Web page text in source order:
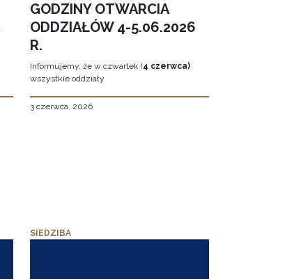
GODZINY OTWARCIA
ODDZIAŁÓW 4-5.06.2026
R.
Informujemy, że w czwartek (4 czerwca)
wszystkie oddziały
3 czerwca, 2026
SIEDZIBA